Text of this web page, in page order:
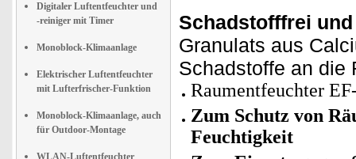
Digitaler Luftentfeuchter und
-reiniger mit Timer
Monoblock-Klimaanlage
Elektrischer Luftentfeuchter
mit Lufterfrischer-Funktion
Monoblock-Klimaanlage, auch
für Outdoor-Montage
WLAN-Luftentfeuchter
Schadstofffrei
Granulats aus
Schadstoffe an die
Raumentfeuchter
Zum Schutz von
Feuchtigkeit